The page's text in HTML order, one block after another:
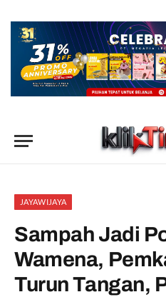
JAYAWIJAYA
Sampah Jadi
Wamena,
Turun Tangan,